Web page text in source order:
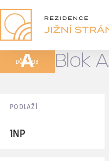
DŮM BD3
A Blok A
Základní údaje
PODLAŽÍ
1NP
A03
154,30 m²
Prodáno